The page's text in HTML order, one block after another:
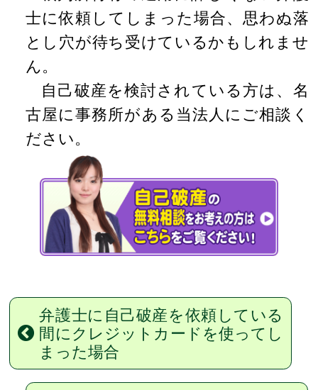
士に依頼してしまった場合、思わぬ落
とし穴が待ち受けているかもしれませ
ん。
自己破産を検討されている方は、名
古屋に事務所がある当法人にご相談く
ださい。
弁護士に自己破産を依頼している
間にクレジットカードを使ってし
まった場合